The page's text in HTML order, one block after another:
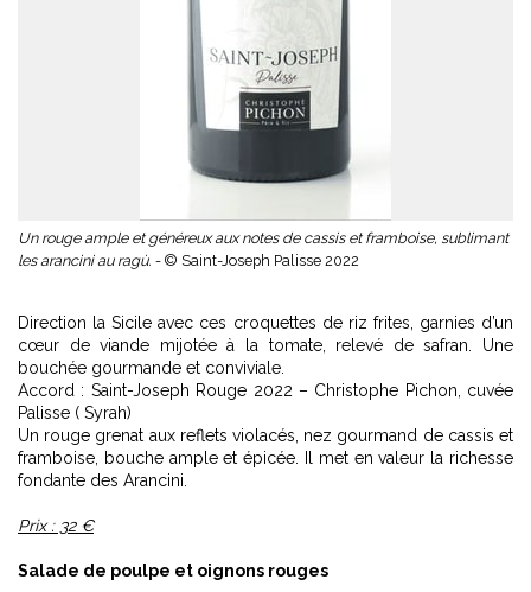
Un rouge ample et généreux aux notes de cassis et framboise, sublimant
les arancini au ragù. - © Saint-Joseph Palisse 2022
Direction la Sicile avec ces croquettes de riz frites, garnies d’un
cœur de viande mijotée à la tomate, relevé de safran. Une
bouchée gourmande et conviviale.
Accord : Saint-Joseph Rouge 2022 – Christophe Pichon, cuvée
Palisse ( Syrah)
Un rouge grenat aux reflets violacés, nez gourmand de cassis et
framboise, bouche ample et épicée. Il met en valeur la richesse
fondante des Arancini.
Prix : 32 €
Salade de poulpe et oignons rouges